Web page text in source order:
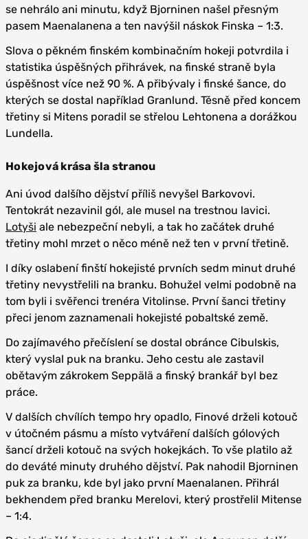
se nehrálo ani minutu, když Bjorninen našel přesným
pasem Maenalanena a ten navýšil náskok Finska – 1:3.
Slova o pěkném finském kombinačním hokeji potvrdila i
statistika úspěšných přihrávek, na finské straně byla
úspěšnost více než 90 %. A přibývaly i finské šance, do
kterých se dostal například Granlund. Těsně před koncem
třetiny si Mitens poradil se střelou Lehtonena a dorážkou
Lundella.
Hokejová krása šla stranou
Ani úvod dalšího dějství příliš nevyšel Barkovovi.
Tentokrát nezavinil gól, ale musel na trestnou lavici.
Lotyši ale nebezpeční nebyli, a tak ho začátek druhé
třetiny mohl mrzet o něco méně než ten v první třetině.
I díky oslabení finští hokejisté prvních sedm minut druhé
třetiny nevystřelili na branku. Bohužel velmi podobně na
tom byli i svěřenci trenéra Vitolinse. První šanci třetiny
přeci jenom zaznamenali hokejisté pobaltské země.
Do zajímavého přečíslení se dostal obránce Cibulskis,
který vyslal puk na branku. Jeho cestu ale zastavil
obětavým zákrokem Seppälä a finský brankář byl bez
práce.
V dalších chvílích tempo hry opadlo, Finové drželi kotouč
v útočném pásmu a místo vytváření dalších gólových
šancí drželi kotouč na svých hokejkách. To vše platilo až
do deváté minuty druhého dějství. Pak nahodil Bjorninen
puk za branku, kde byl jako první Maenalanen. Přihrál
bekhendem před branku Merelovi, který prostřelil Mitense
– 1:4.